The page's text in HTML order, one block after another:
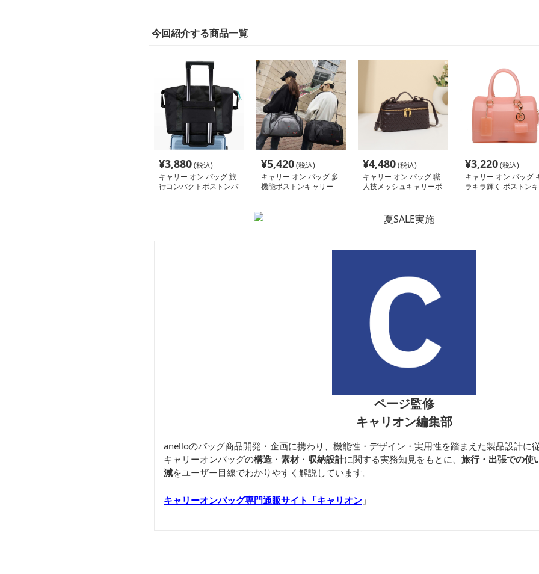
今回紹介する商品一覧
¥3,880(税込)
キャリー オン バッグ 旅
行コンパクトボストンバ
¥5,420(税込)
キャリー オン バッグ 多
機能ボストンキャリー
¥4,480(税込)
キャリー オン バッグ 職
人技メッシュキャリーボ
¥3,220(税込)
キャリー オン バッグ
ラキラ輝く ボストンキ
ページ監修
キャリオン編集部
anelloのバッグ商品開発・企画に携わり、機能性・デザイン・実用性を踏まえた製品設計に
キャリーオンバッグの構造 ・ 素材・ 収納設計に関する実務知見をもとに、 旅行・出張での使
減をユーザー目線でわかりやすく解説しています。
キャリーオンバッグ専門通販サイト「キャリオン 」